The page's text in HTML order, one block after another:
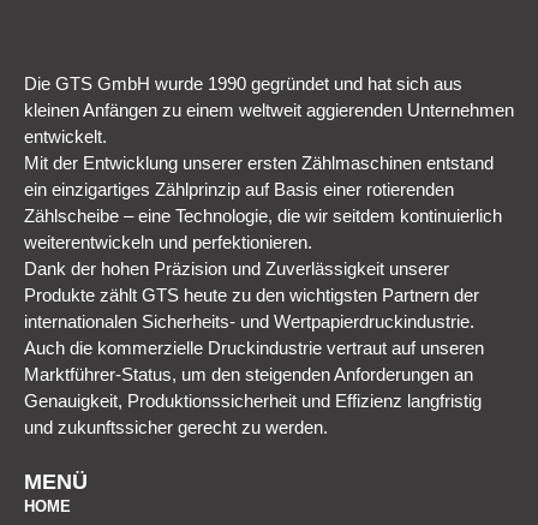
Die GTS GmbH wurde 1990 gegründet und hat sich aus
kleinen Anfängen zu einem weltweit aggierenden Unternehmen
entwickelt.
Mit der Entwicklung unserer ersten Zählmaschinen entstand
ein einzigartiges Zählprinzip auf Basis einer rotierenden
Zählscheibe – eine Technologie, die wir seitdem kontinuierlich
weiterentwickeln und perfektionieren.
Dank der hohen Präzision und Zuverlässigkeit unserer
Produkte zählt GTS heute zu den wichtigsten Partnern der
internationalen Sicherheits- und Wertpapierdruckindustrie.
Auch die kommerzielle Druckindustrie vertraut auf unseren
Marktführer-Status, um den steigenden Anforderungen an
Genauigkeit, Produktionssicherheit und Effizienz langfristig
und zukunftssicher gerecht zu werden.
MENÜ
HOME